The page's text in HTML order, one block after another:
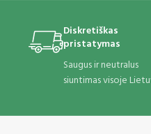
Diskretiškas
pristatymas
Saugus ir neutralus
siuntimas visoje